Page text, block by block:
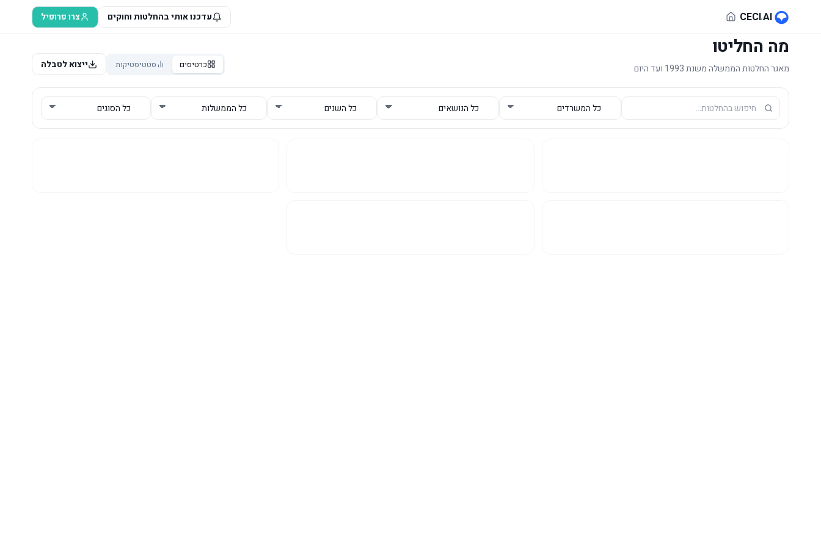
דלג לתוכן הראשי
CECI.AI עדכנו אותי בהחלטות וחוקים צרו פרופיל
מה החליטו
מאגר החלטות הממשלה משנת 1993 ועד היום כרטיסים סטטיסטיקות ייצוא לטבלה